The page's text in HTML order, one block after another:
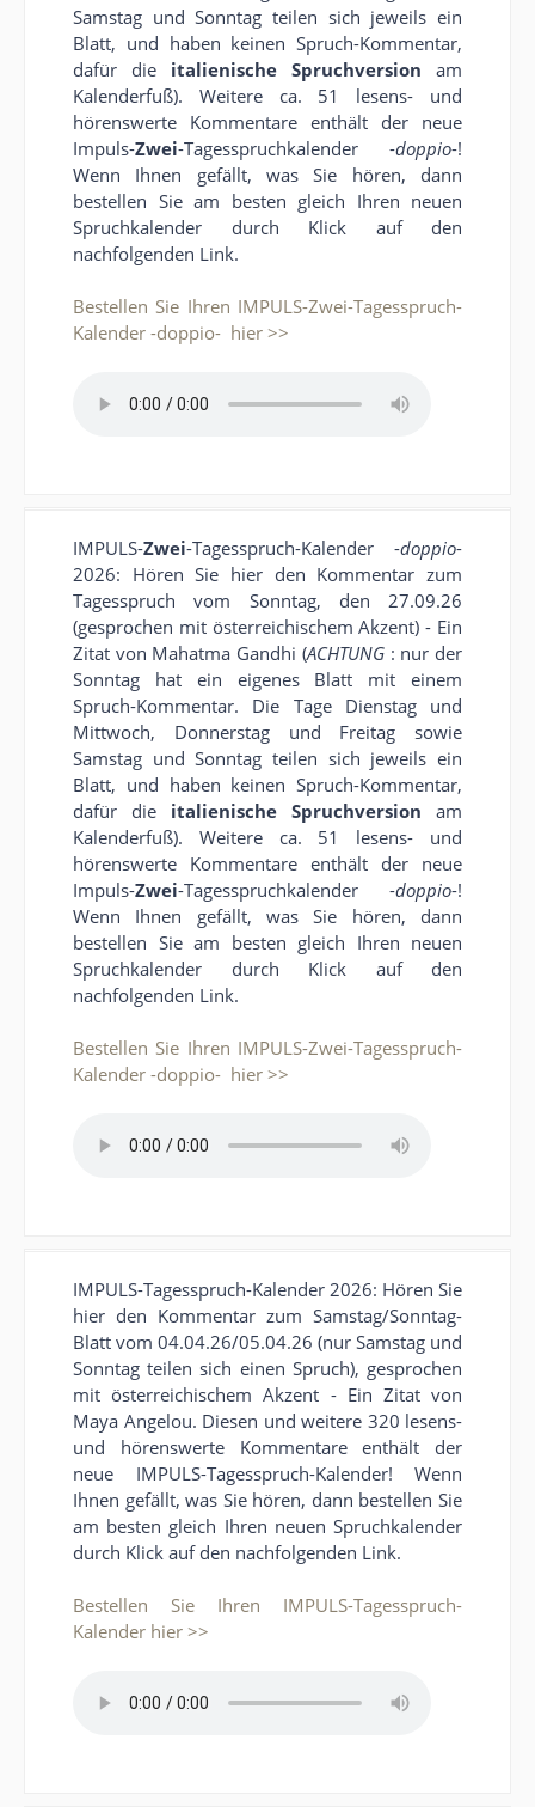
Samstag und Sonntag teilen sich jeweils ein
Blatt, und haben keinen Spruch-Kommentar,
dafür die italienische Spruchversion am
Kalenderfuß). Weitere ca. 51 lesens- und
hörenswerte Kommentare enthält der neue
Impuls-Zwei-Tagesspruchkalender -doppio-!
Wenn Ihnen gefällt, was Sie hören, dann
bestellen Sie am besten gleich Ihren neuen
Spruchkalender durch Klick auf den
nachfolgenden Link.
Bestellen Sie Ihren IMPULS-Zwei-Tagesspruch-
Kalender -doppio- hier >>
IMPULS-Zwei-Tagesspruch-Kalender -doppio-
2026: Hören Sie hier den Kommentar zum
Tagesspruch vom Sonntag, den 27.09.26
(gesprochen mit österreichischem Akzent) - Ein
Zitat von Mahatma Gandhi (ACHTUNG : nur der
Sonntag hat ein eigenes Blatt mit einem
Spruch-Kommentar. Die Tage Dienstag und
Mittwoch, Donnerstag und Freitag sowie
Samstag und Sonntag teilen sich jeweils ein
Blatt, und haben keinen Spruch-Kommentar,
dafür die italienische Spruchversion am
Kalenderfuß). Weitere ca. 51 lesens- und
hörenswerte Kommentare enthält der neue
Impuls-Zwei-Tagesspruchkalender -doppio-!
Wenn Ihnen gefällt, was Sie hören, dann
bestellen Sie am besten gleich Ihren neuen
Spruchkalender durch Klick auf den
nachfolgenden Link.
Bestellen Sie Ihren IMPULS-Zwei-Tagesspruch-
Kalender -doppio- hier >>
IMPULS-Tagesspruch-Kalender 2026: Hören Sie
hier den Kommentar zum Samstag/Sonntag-
Blatt vom 04.04.26/05.04.26 (nur Samstag und
Sonntag teilen sich einen Spruch), gesprochen
mit österreichischem Akzent - Ein Zitat von
Maya Angelou. Diesen und weitere 320 lesens-
und hörenswerte Kommentare enthält der
neue IMPULS-Tagesspruch-Kalender! Wenn
Ihnen gefällt, was Sie hören, dann bestellen Sie
am besten gleich Ihren neuen Spruchkalender
durch Klick auf den nachfolgenden Link.
Bestellen Sie Ihren IMPULS-Tagesspruch-
Kalender hier >>